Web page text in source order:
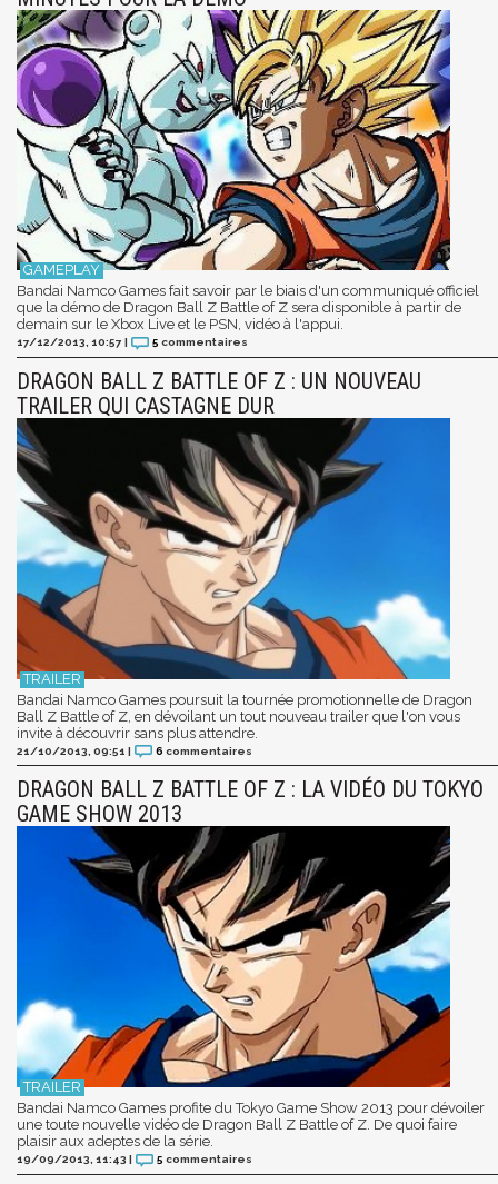
Bandai Namco Games fait savoir par le biais d'un communiqué officiel
que la démo de Dragon Ball Z Battle of Z sera disponible à partir de
demain sur le Xbox Live et le PSN, vidéo à l'appui.
17/12/2013, 10:57 5 commentaires
DRAGON BALL Z BATTLE OF Z : UN NOUVEAU
TRAILER QUI CASTAGNE DUR
Bandai Namco Games poursuit la tournée promotionnelle de Dragon
Ball Z Battle of Z, en dévoilant un tout nouveau trailer que l'on vous
invite à découvrir sans plus attendre.
21/10/2013, 09:51 | 6 commentaires
DRAGON BALL Z BATTLE OF Z : LA VIDÉO DU TOKYO
GAME SHOW 2013
Bandai Namco Games profite du Tokyo Game Show 2013 pour dévoiler
une toute nouvelle vidéo de Dragon Ball Z Battle of Z. De quoi faire
plaisir aux adeptes de la série.
19/09/2013, 11:43 | 5 commentaires